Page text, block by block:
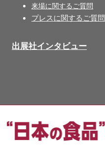
来場に関するご質問
プレスに関するご質問
出展社インタビュー